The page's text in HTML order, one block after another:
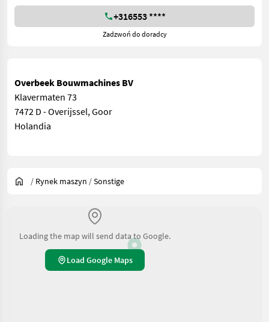
+316553 ****
Zadzwoń do doradcy
Overbeek Bouwmachines BV
Klavermaten 73
7472 D - Overijssel, Goor
Holandia
/ Rynek maszyn /Sonstige
Loading the map will send data to Google.
Load Google Maps